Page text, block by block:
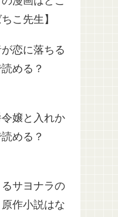
こ先生】
恋に落ちる
める？
令嬢と入れか
める？
サヨナラの
作小説はな